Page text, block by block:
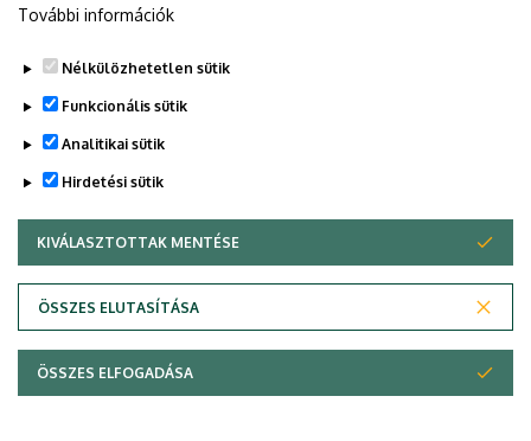
Adatvédelem
Copyright © 2026 Unideb
További információk
Nélkülözhetetlen sütik
Funkcionális sütik
Analitikai sütik
Hirdetési sütik
KIVÁLASZTOTTAK MENTÉSE
ÖSSZES ELUTASÍTÁSA
WITHDRAW CONSENT
ÖSSZES ELFOGADÁSA